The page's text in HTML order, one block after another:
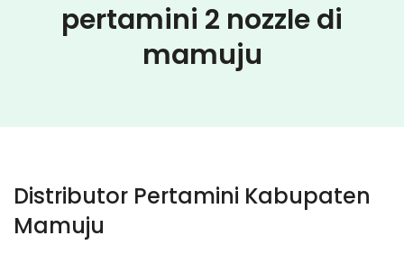
pertamini 2 nozzle di
mamuju
Distributor Pertamini Kabupaten
Mamuju